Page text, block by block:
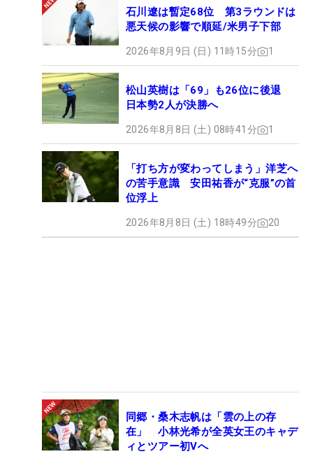
石川遼は暫定68位 第3ラウンドは
悪天候の影響で順延/米男子下部
2026年8月9日 (日) 11時15分 1
松山英樹は「69」も26位に後退
日本勢2人が決勝へ
2026年8月8日 (土) 08時41分 1
「打ち方が変わってしまう」洋芝へ
の苦手意識 安田祐香が“克服”の首
位浮上
2026年8月8日 (土) 18時49分 20
同郷・桑木志帆は「雲の上の存
在」 小林光希が全英女王のキャデ
ィとツアー初Vへ